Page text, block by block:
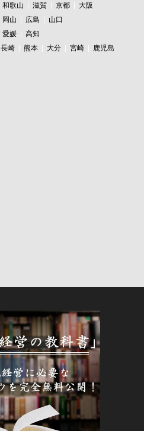
和歌山 滋賀 京都
大阪
岡山 広島
山口
愛媛
高知
長崎 熊本 大分 宮崎
鹿児島